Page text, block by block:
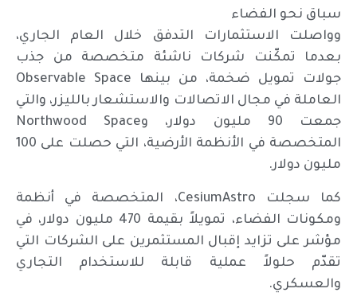
سباق نحو الفضاء
وواصلت الاستثمارات التدفق خلال العام الجاري،
بعدما تمكّنت شركات ناشئة متخصصة من جذب
جولات تمويل ضخمة، من بينها Observable Space
العاملة في مجال الاتصالات والاستشعار بالليزر، والتي
جمعت 90 مليون دولار، وNorthwood Space
المتخصصة في الأنظمة الأرضية، التي حصلت على 100
مليون دولار.
كما سجلت CesiumAstro، المتخصصة في أنظمة
ومكونات الفضاء، تمويلاً بقيمة 470 مليون دولار، في
مؤشر على تزايد إقبال المستثمرين على الشركات التي
تقدّم حلولاً عملية قابلة للاستخدام التجاري
والعسكري.